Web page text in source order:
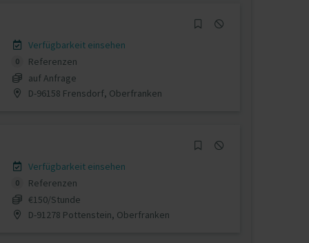
Verfügbarkeit einsehen
0
Referenzen
auf Anfrage
D-96158 Frensdorf, Oberfranken
Verfügbarkeit einsehen
0
Referenzen
€150/Stunde
D-91278 Pottenstein, Oberfranken